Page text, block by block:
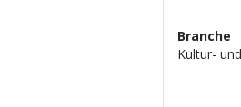
Branche
Kultur-